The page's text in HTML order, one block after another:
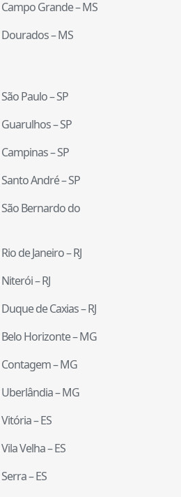
Campo Grande–MS
Dourados–MS
São Paulo–SP
Guarulhos–SP
Campinas–SP
Santo André–SP
São Bernardo do
Rio de Janeiro–RJ
Niterói–RJ
Duque de Caxias–RJ
Belo Horizonte–MG
Contagem–MG
Uberlândia–MG
Vitória–ES
Vila Velha–ES
Serra–ES